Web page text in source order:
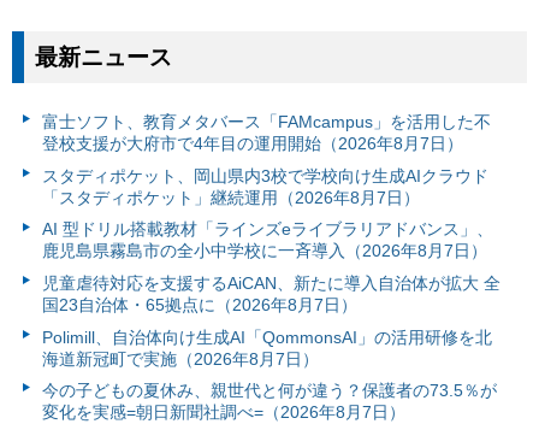
最新ニュース
富⼠ソフト、教育メタバース「FAMcampus」を活用した不
登校支援が大府市で4年目の運用開始（2026年8月7日）
スタディポケット、岡山県内3校で学校向け生成AIクラウド
「スタディポケット」継続運用（2026年8月7日）
AI 型ドリル搭載教材「ラインズeライブラリアドバンス」、
鹿児島県霧島市の全小中学校に一斉導入（2026年8月7日）
児童虐待対応を支援するAiCAN、新たに導入自治体が拡大 全
国23自治体・65拠点に（2026年8月7日）
Polimill、自治体向け生成AI「QommonsAI」の活用研修を北
海道新冠町で実施（2026年8月7日）
今の子どもの夏休み、親世代と何が違う？保護者の73.5％が
変化を実感=朝日新聞社調べ=（2026年8月7日）